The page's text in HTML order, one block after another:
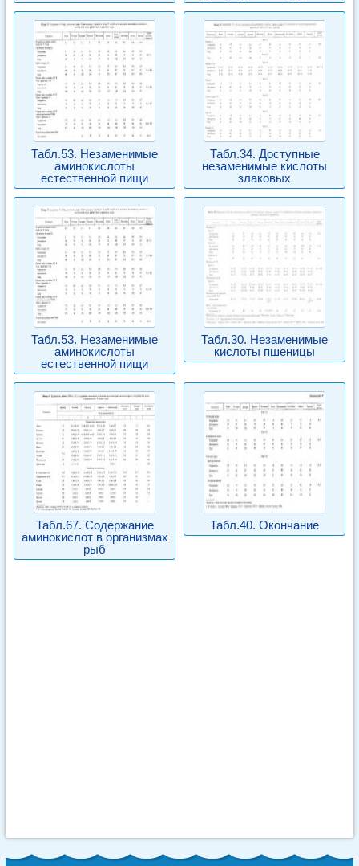
Табл.53. Незаменимые
аминокислоты
естественной пищи
Табл.34. Доступные
незаменимые кислоты
злаковых
Табл.53. Незаменимые
аминокислоты
естественной пищи
Табл.30. Незаменимые
кислоты пшеницы
Табл.67. Содержание
аминокислот в организмах
рыб
Табл.40. Окончание